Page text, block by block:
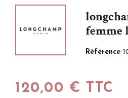
femme
Référence
120,00 € TTC